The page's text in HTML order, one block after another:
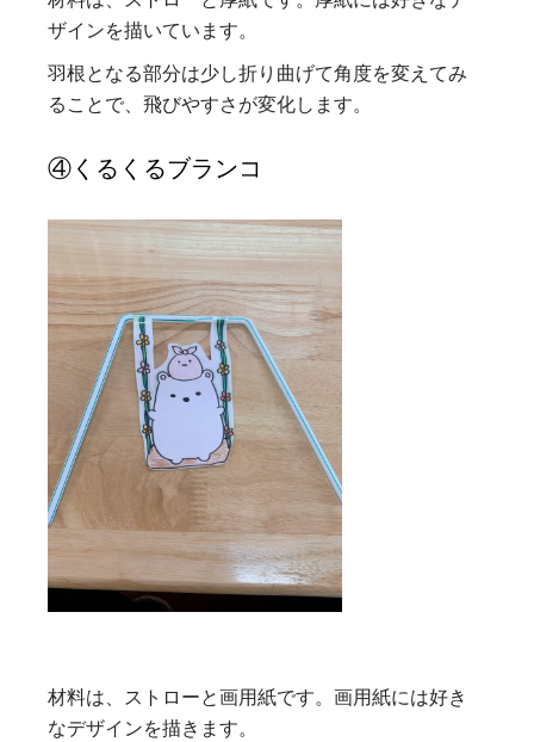
ザインを描いています。
羽根となる部分は少し折り曲げて角度を変えてみ
ることで、飛びやすさが変化します。
④くるくるブランコ
材料は、ストローと画用紙です。画用紙には好き
なデザインを描きます。